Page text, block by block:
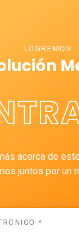
LOGREMOS
acerca de
juntos por un